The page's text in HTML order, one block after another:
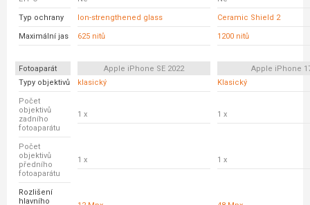
Typ ochrany Ion-strengthened glass Ceramic Shield 2
Maximální jas 625 nitů 1200 nitů
Fotoaparát Apple iPhone SE 2022
Apple iPhone
Typy objektivů
klasický Klasický
Počet
objektivů
zadního
fotoaparátu
1 x 1 x
Počet
objektivů
předního
fotoaparátu
1 x 1 x
Rozlišení
hlavního